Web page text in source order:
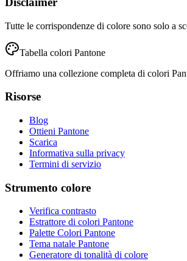
Tutte le corrispondenze di colore sono solo a
Tabella colori Pantone
Offriamo una collezione completa di colori
Risorse
Blog
Ottieni Pantone
Scarica
Informativa sulla privacy
Termini di servizio
Strumento colore
Verifica contrasto
Estrattore di colori Pantone
Palette Colori Pantone
Tema natale Pantone
Generatore di tonalità di colore